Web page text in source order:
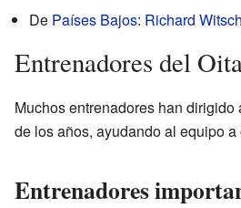
De Países Bajos: Richard
Entrenadores del
Muchos entrenadores han
de los años, ayudando al equipo a
Entrenadores